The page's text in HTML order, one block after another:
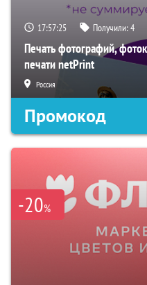
17:57:24 Получили:4
Печать фотографий,
печати netPrint
Россия
Промокод
-20%